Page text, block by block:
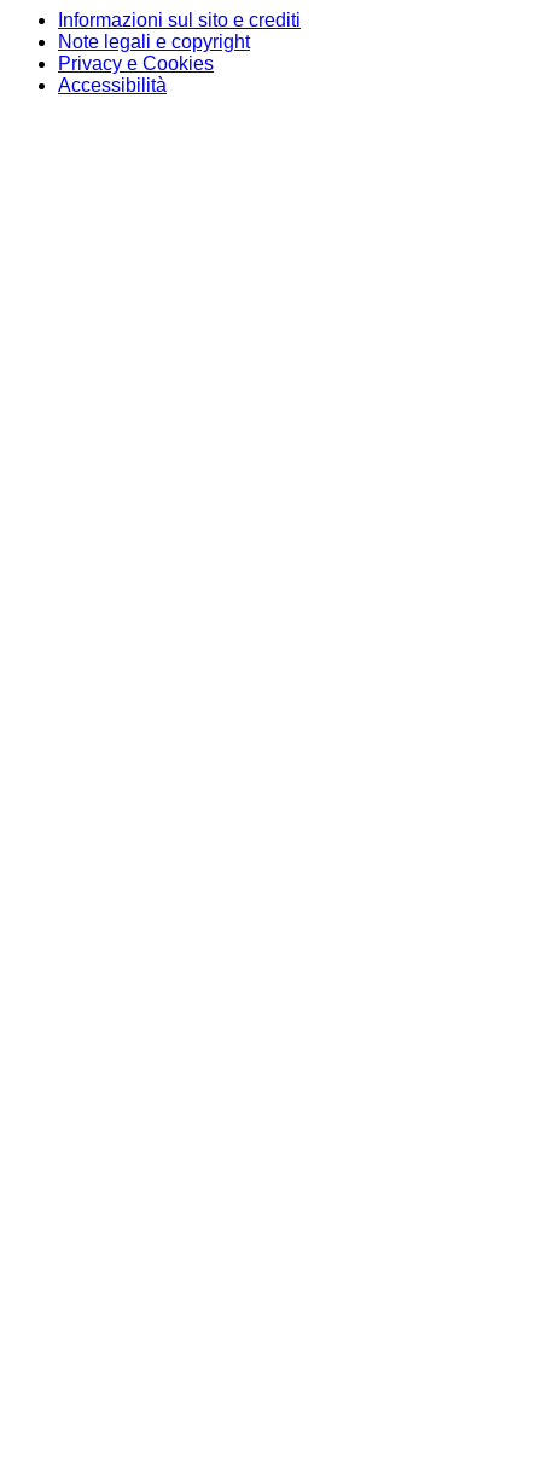
Informazioni sul sito e crediti
Note legali e copyright
Privacy e Cookies
Accessibilità